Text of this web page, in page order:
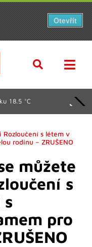
18.5 °C
Rozloučení s létem v
rodinu – ZRUŠENO
můžete
s
pro
Otevřít